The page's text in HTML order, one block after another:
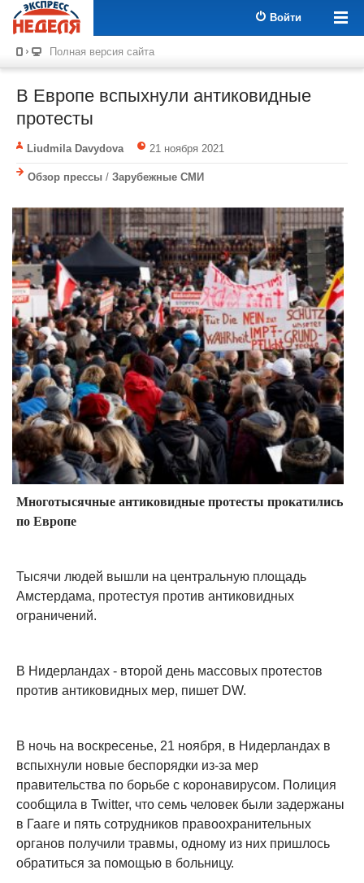
Войти
Полная версия сайта
В Европе вспыхнули антиковидные
протесты
Liudmila Davydova 21 ноября 2021
Обзор прессы / Зарубежные СМИ
Многотысячные антиковидные протесты прокатились
по Европе
Тысячи людей вышли на центральную площадь
Амстердама, протестуя против антиковидных
ограничений.
В Нидерландах - второй день массовых протестов
против антиковидных мер, пишет DW.
В ночь на воскресенье, 21 ноября, в Нидерландах в
вспыхнули новые беспорядки из-за мер
правительства по борьбе с коронавирусом. Полиция
сообщила в Twitter, что семь человек были задержаны
в Гааге и пять сотрудников правоохранительных
органов получили травмы, одному из них пришлось
обратиться за помощью в больницу.